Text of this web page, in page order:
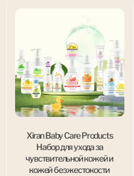
Xiran Baby Care Products
Набор для ухода за
чувствительной кожей и
кожей без жестокости